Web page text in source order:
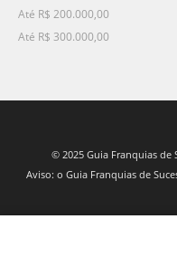
Até R$ 200.000,00
Até R$ 300.000,00
© 2025 Guia Franquias de
Aviso: o Guia Franquias de